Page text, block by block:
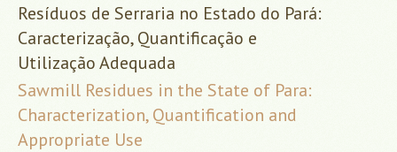
Resíduos de Serraria no Estado do Pará:
Caracterização, Quantificação e
Utilização Adequada
Sawmill Residues in the State of Para:
Characterization, Quantification and
Appropriate Use